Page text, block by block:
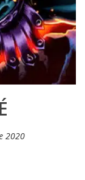
2020